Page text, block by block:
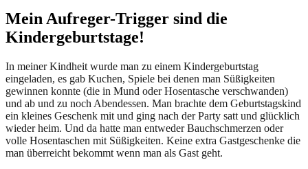
Mein Aufreger-Trigger sind die
Kindergeburtstage!
In meiner Kindheit wurde man zu einem Kindergeburtstag
eingeladen, es gab Kuchen, Spiele bei denen man Süßigkeiten
gewinnen konnte (die in Mund oder Hosentasche verschwanden)
und ab und zu noch Abendessen. Man brachte dem Geburtstagskind
ein kleines Geschenk mit und ging nach der Party satt und glücklich
wieder heim. Und da hatte man entweder Bauchschmerzen oder
volle Hosentaschen mit Süßigkeiten. Keine extra Gastgeschenke die
man überreicht bekommt wenn man als Gast geht.